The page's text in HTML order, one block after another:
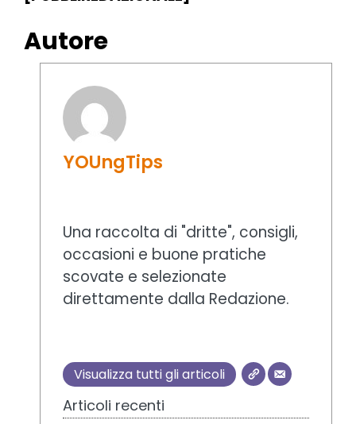
Autore
YOUngTips
Una raccolta di "dritte", consigli,
occasioni e buone pratiche
scovate e selezionate
direttamente dalla Redazione.
Visualizza tutti gli articoli
Articoli recenti